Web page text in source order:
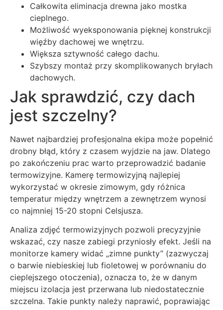
Całkowita eliminacja drewna jako mostka
cieplnego.
Możliwość wyeksponowania pięknej konstrukcji
więźby dachowej we wnętrzu.
Większa sztywność całego dachu.
Szybszy montaż przy skomplikowanych bryłach
dachowych.
Jak sprawdzić, czy dach
jest szczelny?
Nawet najbardziej profesjonalna ekipa może popełnić
drobny błąd, który z czasem wyjdzie na jaw. Dlatego
po zakończeniu prac warto przeprowadzić badanie
termowizyjne. Kamerę termowizyjną najlepiej
wykorzystać w okresie zimowym, gdy różnica
temperatur między wnętrzem a zewnętrzem wynosi
co najmniej 15-20 stopni Celsjusza.
Analiza zdjęć termowizyjnych pozwoli precyzyjnie
wskazać, czy nasze zabiegi przyniosły efekt. Jeśli na
monitorze kamery widać „zimne punkty” (zazwyczaj
o barwie niebieskiej lub fioletowej w porównaniu do
cieplejszego otoczenia), oznacza to, że w danym
miejscu izolacja jest przerwana lub niedostatecznie
szczelna. Takie punkty należy naprawić, poprawiając